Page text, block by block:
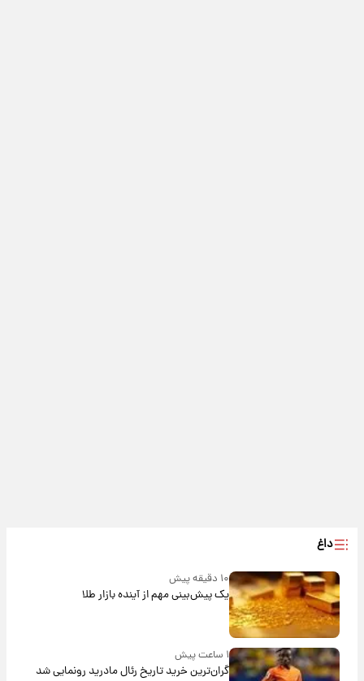
داغ
۱۰ دقیقه پیش
یک پیش‌بینی مهم از آینده بازار طلا
۱ ساعت پیش
گران‌ترین خرید تاریخ رئال مادرید رونمایی شد